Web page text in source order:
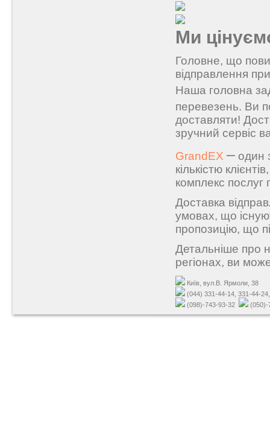
Ми
Головне, що
відправлення при
Наша головна
перевезень. Ви
доставляти!
зручний сервіс
GrandEX – один
кількістю клієнтів,
комплекс послуг
Доставка
умовах, що
пропозицію, що
Детальніше про
регіонах, ви
Київ, вул.В. Ярмоли, 38
(044) 331-44-14, 331-44-
(098)-743-93-32
(050)-